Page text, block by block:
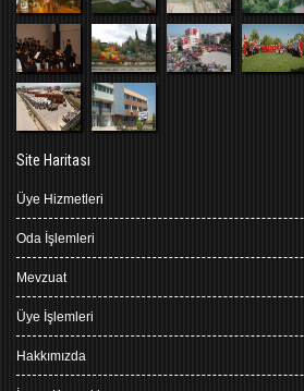
Site Haritası
Üye Hizmetleri
Oda İşlemleri
Mevzuat
Üye İşlemleri
Hakkımızda